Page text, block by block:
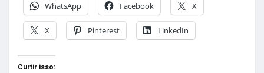
WhatsApp
Facebook X
X Pinterest LinkedIn
Curtir isso: